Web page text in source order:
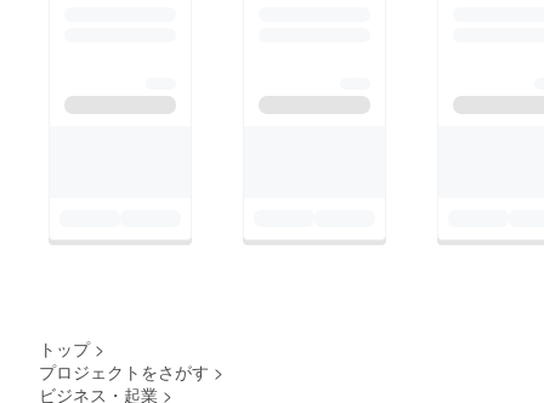
トップ >
プロジェクトをさがす >
ビジネス・起業 >